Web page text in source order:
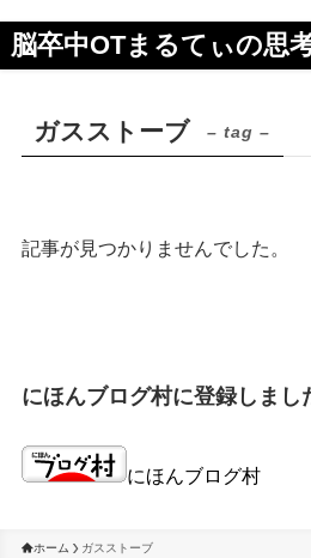
脳卒中OTまるてぃの思
ガスストーブ – tag –
記事が見つかりませんでした。
にほんブログ村に登録しまし
にほんブログ村
ホーム ガスストーブ